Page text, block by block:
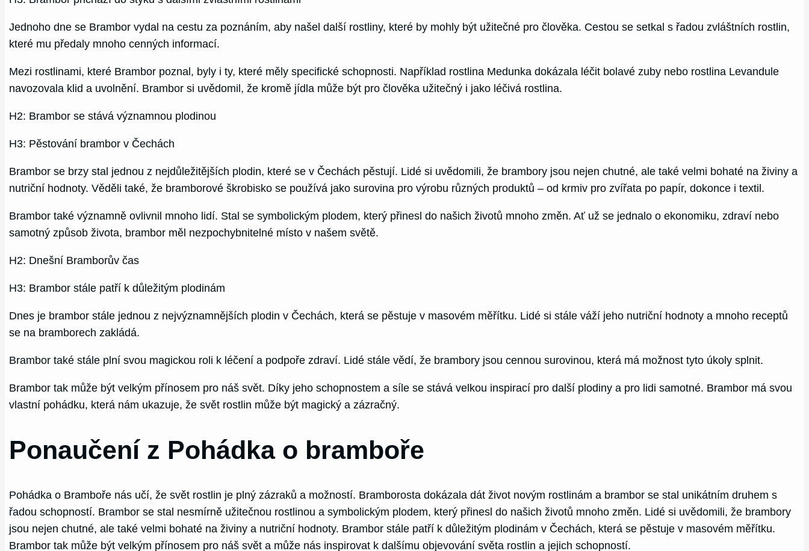
Jednoho dne se Brambor vydal na cestu za poznáním, aby našel další rostliny, které by mohly být užitečné pro člověka. Cestou se setkal s řadou zvláštních rostlin,
které mu předaly mnoho cenných informací.
Mezi rostlinami, které Brambor poznal, byly i ty, které měly specifické schopnosti. Například rostlina Medunka dokázala léčit bolavé zuby nebo rostlina Levandule
navozovala klid a uvolnění. Brambor si uvědomil, že kromě jídla může být pro člověka užitečný i jako léčivá rostlina.
H2: Brambor se stává významnou plodinou
H3: Pěstování brambor v Čechách
Brambor se brzy stal jednou z nejdůležitějších plodin, které se v Čechách pěstují. Lidé si uvědomili, že brambory jsou nejen chutné, ale také velmi bohaté na živiny a
nutriční hodnoty. Věděli také, že bramborové škrobisko se používá jako surovina pro výrobu různých produktů – od krmiv pro zvířata po papír, dokonce i textil.
Brambor také významně ovlivnil mnoho lidí. Stal se symbolickým plodem, který přinesl do našich životů mnoho změn. Ať už se jednalo o ekonomiku, zdraví nebo
samotný způsob života, brambor měl nezpochybnitelné místo v našem světě.
H2: Dnešní Bramborův čas
H3: Brambor stále patří k důležitým plodinám
Dnes je brambor stále jednou z nejvýznamnějších plodin v Čechách, která se pěstuje v masovém měřítku. Lidé si stále váží jeho nutriční hodnoty a mnoho receptů
se na bramborech zakládá.
Brambor také stále plní svou magickou roli k léčení a podpoře zdraví. Lidé stále vědí, že brambory jsou cennou surovinou, která má možnost tyto úkoly splnit.
Brambor tak může být velkým přínosem pro náš svět. Díky jeho schopnostem a síle se stává velkou inspirací pro další plodiny a pro lidi samotné. Brambor má svou
vlastní pohádku, která nám ukazuje, že svět rostlin může být magický a zázračný.
Ponaučení z Pohádka o bramboře
Pohádka o Bramboře nás učí, že svět rostlin je plný zázraků a možností. Bramborosta dokázala dát život novým rostlinám a brambor se stal unikátním druhem s
řadou schopností. Brambor se stal nesmírně užitečnou rostlinou a symbolickým plodem, který přinesl do našich životů mnoho změn. Lidé si uvědomili, že brambory
jsou nejen chutné, ale také velmi bohaté na živiny a nutriční hodnoty. Brambor stále patří k důležitým plodinám v Čechách, která se pěstuje v masovém měřítku.
Brambor tak může být velkým přínosem pro náš svět a může nás inspirovat k dalšímu objevování světa rostlin a jejich schopností.